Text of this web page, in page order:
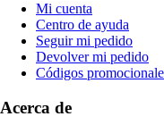
Mi cuenta
Centro de ayuda
Seguir mi pedido
Devolver mi pedido
Códigos
Acerca de